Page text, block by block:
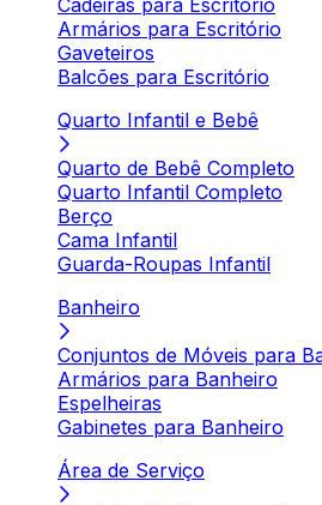
Cadeiras para Escritório
Armários para Escritório
Gaveteiros
Balcões para Escritório
Quarto Infantil e Bebê
Quarto de Bebê Completo
Quarto Infantil Completo
Berço
Cama Infantil
Guarda-Roupas Infantil
Banheiro
Conjuntos de Móveis para
Armários para Banheiro
Espelheiras
Gabinetes para Banheiro
Área de Serviço